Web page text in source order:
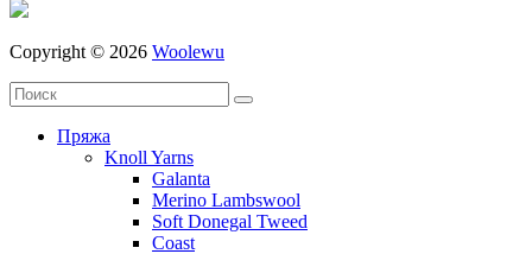
Copyright © 2026 Woolewu
Пряжа
Knoll Yarns
Galanta
Merino Lambswool
Soft Donegal Tweed
Coast